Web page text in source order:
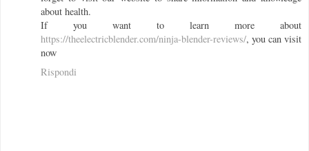
about health.
If you want to learn more about
https://theelectricblender.com/ninja-blender-reviews/, you can visit
now
Rispondi